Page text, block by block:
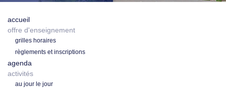
accueil
offre d'enseignement
grilles horaires
règlements et inscriptions
agenda
activités
au jour le jour